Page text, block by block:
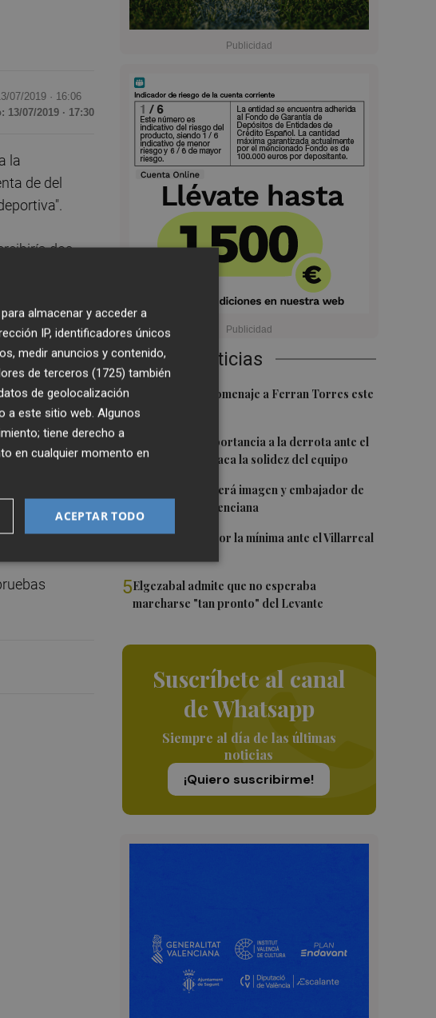
Últimas Noticias
1
Foios rendirá homenaje a Ferran Torres este
viernes
2
Sotelo resta importancia a la derrota ante el
Villarreal y destaca la solidez del equipo
Ferran Torres será imagen y embajador de
la Comunitat Valenciana
4El Levante cae por la mínima ante el Villarreal
5Elgezabal admite que no esperaba
marcharse "tan pronto" del Levante
Suscríbete al canal
de Whatsapp
Siempre al día de las últimas
noticias
¡Quiero suscribirme!
07/2019 · 16:06
13/07/2019 · 17:30
a la
de del
dos
de
Inter de
el club
lesiones, y
de
que
almacenar y acceder a
IP, identificadores únicos
medir anuncios y contenido,
de terceros (1725) también
de geolocalización
a este sitio web. Algunos
tiene derecho a
en cualquier momento en
ACEPTAR TODO